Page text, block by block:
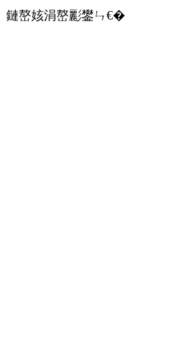
鏈嶅姟涓嶅彲鐢ㄣ€�